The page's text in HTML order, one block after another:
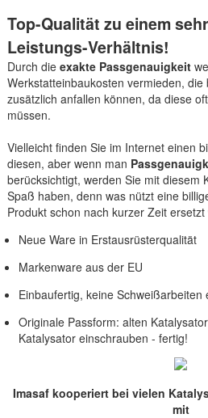
Top-Qualität zu einem
Leistungs-Verhältnis!
Durch dieexakte Passgenauigkeit
Werkstatteinbaukosten vermieden, die
zusätzlich anfallen können, da diese
müssen.
Vielleicht finden Sie im Internet einen
diesen, aber wenn man
berücksichtigt, werden Sie mit diesem
Spaß haben, denn was nützt eine
Produkt schon nach kurzer Zeit
Neue Ware in Erstausrüsterqualität
Markenware aus der EU
Einbaufertig, keine Schweißarbeiten
Originale Passform: alten
Katalysator einschrauben - fertig!
Imasaf kooperiert bei vielen
mit